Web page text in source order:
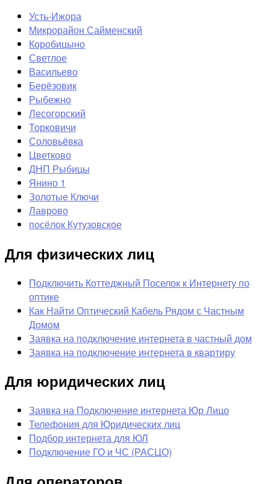
Усть-Ижора
Микрорайон Сайменский
Коробицыно
Светлое
Васильево
Берёзовик
Рыбежно
Лесогорский
Торковичи
Соловьёвка
Цветково
ДНП Рыбицы
Янино 1
Золотые Ключи
Лаврово
посёлок Кутузовское
Для физических лиц
Подключить Коттеджный Поселок к Интернету по
оптике
Как Найти Оптический Кабель Рядом с Частным
Домом
Заявка на подключение интернета в частный дом
Заявка на подключение интернета в квартиру
Для юридических лиц
Заявка на Подключение интернета Юр Лицо
Телефония для Юридических лиц
Подбор интернета для ЮЛ
Подключение ГО и ЧС (РАСЦО)